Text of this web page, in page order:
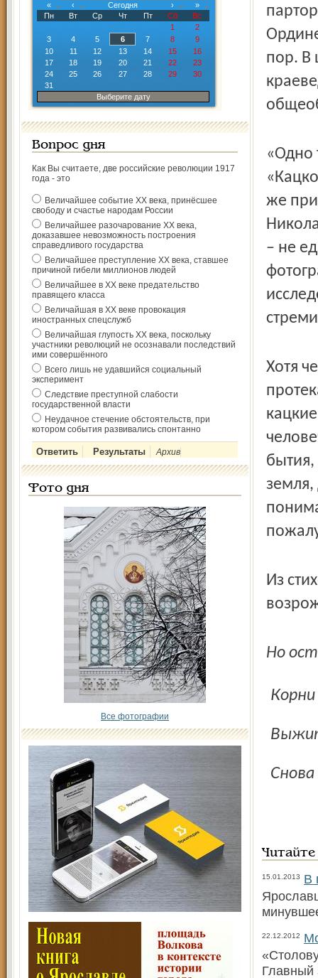
«
‹ Сегодня ›
»
Пн
Вт Ср Чт Пт Сб
Вс
1
2
3
4 5 6 7 8
9
10
11 12 13 14 15
16
17
18 19 20 21 22
23
24
25 26 27 28 29
30
31
Выберите дату
Вопрос дня
Как Вы считаете, две российские революции 1917
года - это
Величайшее событие ХХ века, принёсшее
свободу и счастье народам России
Величайшее разочарование ХХ века,
доказавшее невозможность построения
справедливого государства
Величайшее преступление ХХ века, ставшее
причиной гибели миллионов людей
Величайшее в ХХ веке предательство
правящего класса
Величайшая в ХХ веке провокация
иностранных спецслужб
Величайшая глупость ХХ века, поскольку
участники революций не осознавали последствий
ими совершённого
Всего лишь не удавшийся социальный
эксперимент
Следствие преступной слабости
государственной власти
Неудачное стечение обстоятельств, при
котором события развивались спонтанно
Архив
Фото дня
Все фотографии
пор. В
«Одно
же при
– не
Хотя
земля,
Из
Но
15.01.2013
В
22.12.2012
Главный